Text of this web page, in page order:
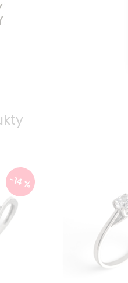
-14 %